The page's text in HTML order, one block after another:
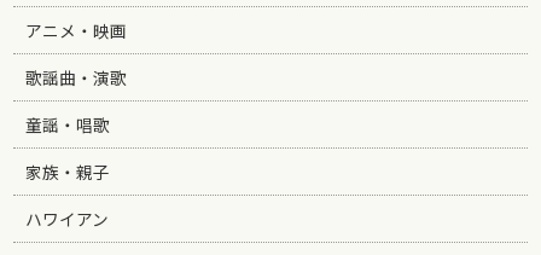
アニメ・映画
歌謡曲・演歌
童謡・唱歌
家族・親子
ハワイアン